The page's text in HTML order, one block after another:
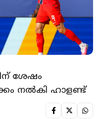
ശേഷം
നല്‍കി ഹാളണ്ട്